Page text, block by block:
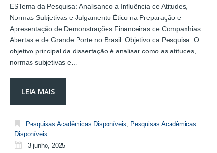
ESTema da Pesquisa: Analisando a Influência de Atitudes,
Normas Subjetivas e Julgamento Ético na Preparação e
Apresentação de Demonstrações Financeiras de Companhias
Abertas e de Grande Porte no Brasil. Objetivo da Pesquisa: O
objetivo principal da dissertação é analisar como as atitudes,
normas subjetivas e…
LEIA MAIS
Pesquisas Acadêmicas Disponíveis, Pesquisas Acadêmicas
Disponíveis
3 junho, 2025